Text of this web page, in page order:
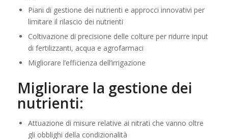
Piani di gestione dei nutrienti e approcci innovativi per
limitare il rilascio dei nutrienti
Coltivazione di precisione delle colture per ridurre input
di fertilizzanti, acqua e agrofarmaci
Migliorare l’efficienza dell’irrigazione
Migliorare la gestione dei
nutrienti:
Attuazione di misure relative ai nitrati che vanno oltre
gli obblighi della condizionalità